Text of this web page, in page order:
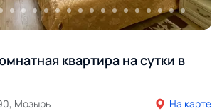
квартира на сутки в
Мозырь На карте